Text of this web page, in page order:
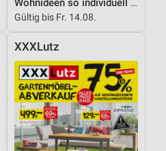
Wohnideen so individuell wie du!
Gültig bis Fr. 14.08.
XXXLutz